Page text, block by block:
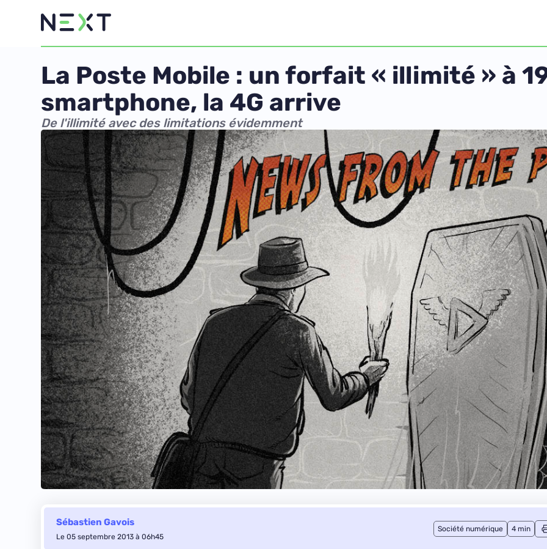
La Poste Mobile : un forfait « illimité » à
smartphone, la 4G arrive
De l'illimité avec des limitations évidemment
Sébastien Gavois
Le 05 septembre 2013 à 06h45
Société numérique 4 min